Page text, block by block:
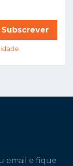
Subscrever
.
email e fique